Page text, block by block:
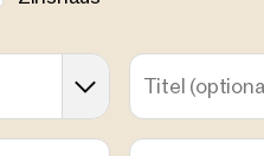
Titel